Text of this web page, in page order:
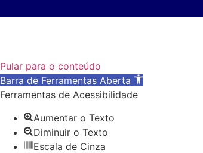
Pular para o conteúdo
Barra de Ferramentas Aberta
Ferramentas de Acessibilidade
Aumentar o Texto
Diminuir o Texto
Escala de Cinza